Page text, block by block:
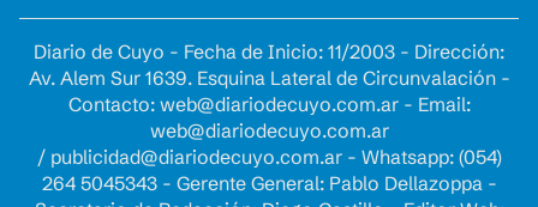
Diario de Cuyo - Fecha de Inicio: 11/2003 - Dirección:
Av. Alem Sur 1639. Esquina Lateral de Circunvalación -
Contacto: web@diariodecuyo.com.ar- Email:
web@diariodecuyo.com.ar
/ publicidad@diariodecuyo.com.ar- Whatsapp: (054)
264 5045343 - Gerente General: Pablo Dellazoppa -